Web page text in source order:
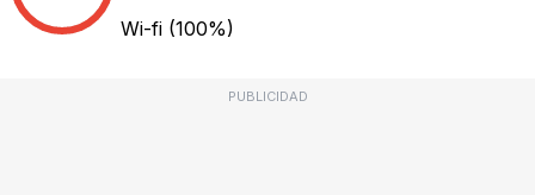
Wi-fi (100%)
PUBLICIDAD